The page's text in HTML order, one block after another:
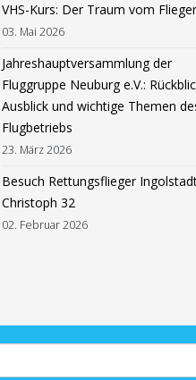
VHS-Kurs: Der Traum vom
03. Mai 2026
Jahreshauptversammlung der
Fluggruppe Neuburg e.V.:
Ausblick und wichtige Themen
Flugbetriebs
23. März 2026
Besuch Rettungsflieger
Christoph 32
02. Februar 2026